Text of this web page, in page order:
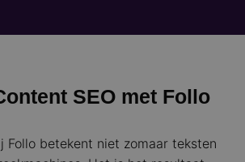
SEO met Follo
Follo betekent niet zomaar teksten